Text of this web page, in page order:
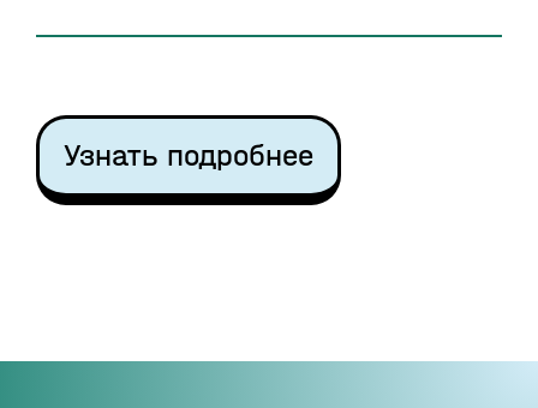
Узнать подробнее